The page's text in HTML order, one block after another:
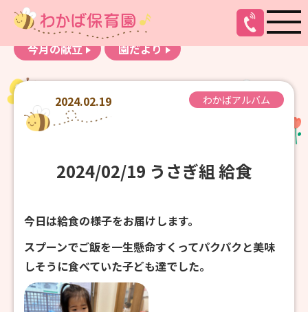
お知らせ
わかばアルバム
今月の献立
園だより
2024.02.19 わかばアルバム
2024/02/19 うさぎ組 給食
今日は給食の様子をお届けします。
スプーンでご飯を一生懸命すくってパクパクと美味
しそうに食べていた子ども達でした。